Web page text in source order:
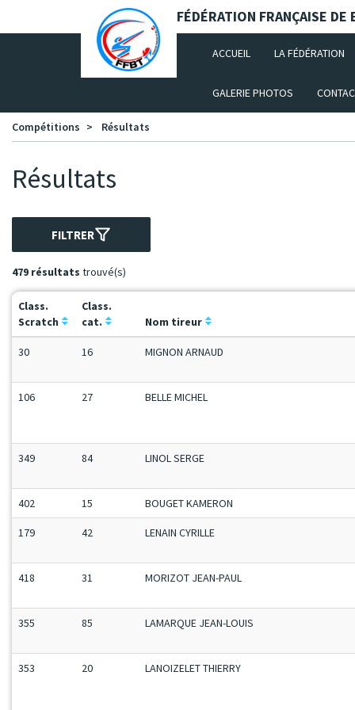
Panneau de gestion des cookies FÉDÉRATION FRANÇAISE
ACCUEIL (CURRENT)
LA FÉDÉRATION
GALERIE PHOTOS
Compétitions Résultats
Résultats
FILTRER
479 résultats trouvé(s)
Class.
Scratch
Class.
cat.
Nom tireur
30 16 MIGNON ARNAUD
106 27 BELLE MICHEL
349 84 LINOL SERGE
402 15 BOUGET KAMERON
179 42 LENAIN CYRILLE
418 31 MORIZOT JEAN-PAUL
355 85 LAMARQUE JEAN-LOUIS
353 20 LANOIZELET THIERRY